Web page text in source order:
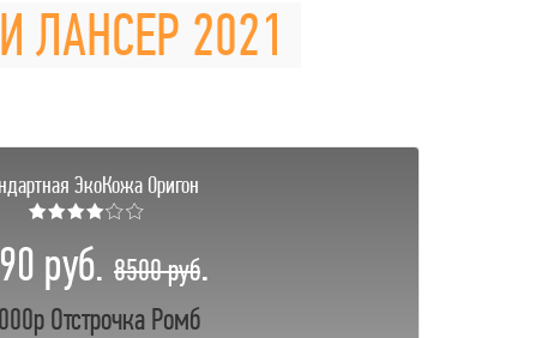
ЛАНСЕР 2021
ЭкоКожа Оригон
★★★★☆☆
руб. 8500 руб.
Отстрочка Ромб